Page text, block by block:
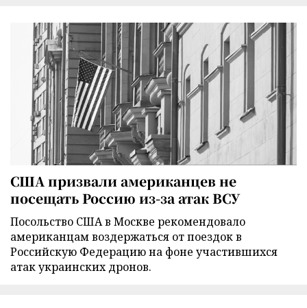
США призвали американцев не
посещать Россию из-за атак ВСУ
Посольство США в Москве рекомендовало
американцам воздержаться от поездок в
Российскую Федерацию на фоне участившихся
атак украинских дронов.